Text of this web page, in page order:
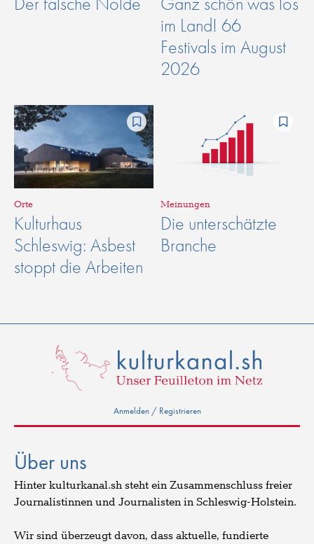
im Land! 66
Festivals im August
2026
Orte
Kulturhaus
Schleswig: Asbest
stoppt die Arbeiten
Meinungen
Die unterschätzte
Branche
Anmelden / Registrieren
Über uns
Hinter kulturkanal.sh steht ein Zusammenschluss freier
Journalistinnen und Journalisten in Schleswig-Holstein.
Wir sind überzeugt davon, dass aktuelle, fundierte